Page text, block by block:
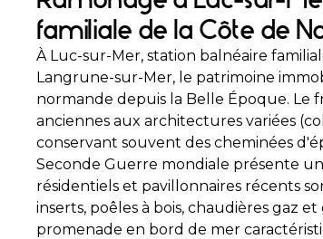
familiale de la Côte de
À Luc-sur-Mer, station balnéaire
Langrune-sur-Mer, le patrimoine
normande depuis la Belle Époque. Le
anciennes aux architectures variées
conservant souvent des cheminées
Seconde Guerre mondiale présente
résidentiels et pavillonnaires récents
inserts, poêles à bois, chaudières gaz
promenade en bord de mer